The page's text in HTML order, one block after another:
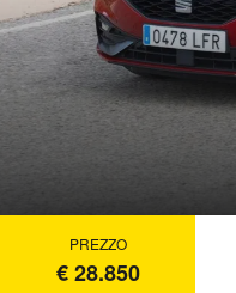
PREZZO
€ 28.850